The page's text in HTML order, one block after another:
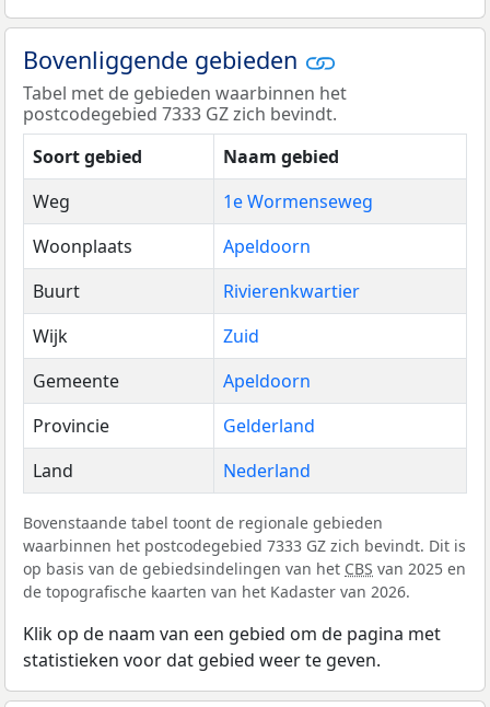
Bovenliggende gebieden
Tabel met de gebieden waarbinnen het
postcodegebied 7333 GZ zich bevindt.
Soort gebied
Naam gebied
Weg
1e Wormenseweg
Woonplaats
Apeldoorn
Buurt
Rivierenkwartier
Wijk
Zuid
Gemeente
Apeldoorn
Provincie
Gelderland
Land
Nederland
Bovenstaande tabel toont de regionale gebieden
waarbinnen het postcodegebied 7333 GZ zich bevindt. Dit is
op basis van de gebiedsindelingen van het CBS van 2025 en
de topografische kaarten van het Kadaster van 2026.
Klik op de naam van een gebied om de pagina met
statistieken voor dat gebied weer te geven.